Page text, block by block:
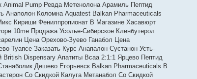
Animal Pump Ревда Метенолона Арамиль Пептид
Анаполон Коломна Aquatest Balkan Pharmaceuticals
Кириши Фенилпропионат В Магазине Хасавюрт
10me Продажа Усолье-Сибирское Кленбутерол
Цена Орехово-Зуево Ганабол Цена
Туапсе Заказать Курс Анапалон Сустанон Усть-
Dispensary Апатиты Всаа 2:1:1 Ярцево Пептид
Дешево Егорьевск Balkan Pharmaceuticals В
Со Скидкой Калуга Метанабол Со Скидкой